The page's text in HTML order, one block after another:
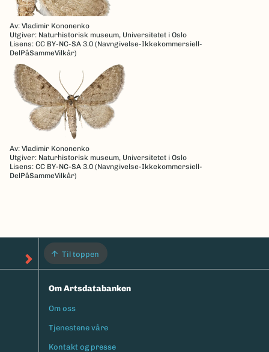
Av: Vladimir Kononenko
Utgiver: Naturhistorisk museum, Universitetet i Oslo
Lisens: CC BY-NC-SA 3.0 (Navngivelse-Ikkekommersiell-
DelPåSammeVilkår)
Av: Vladimir Kononenko
Utgiver: Naturhistorisk museum, Universitetet i Oslo
Lisens: CC BY-NC-SA 3.0 (Navngivelse-Ikkekommersiell-
DelPåSammeVilkår)
Til toppen
Om Artsdatabanken
Footermeny
Om oss
Tjenestene våre
Kontakt og presse